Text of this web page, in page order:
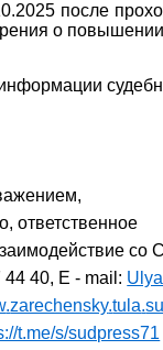
после
о
ответственное
44 40, E - mail:
.zarechensky.tula.
t.me/s/sudpress71